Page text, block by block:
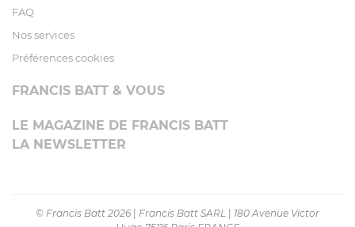
FAQ
Nos services
Préférences cookies
FRANCIS BATT & VOUS
LE MAGAZINE DE FRANCIS BATT
LA NEWSLETTER
© Francis Batt 2026 Francis Batt SARL
180 Avenue Victor